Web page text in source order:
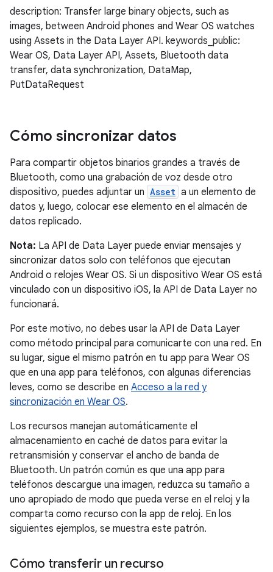
description: Transfer large binary objects, such as
images, between Android phones and Wear OS watches
using Assets in the Data Layer API. keywords_public:
Wear OS, Data Layer API, Assets, Bluetooth data
transfer, data synchronization, DataMap,
PutDataRequest
Cómo sincronizar datos
Para compartir objetos binarios grandes a través de
Bluetooth, como una grabación de voz desde otro
dispositivo, puedes adjuntar un Asset a un elemento de
datos y, luego, colocar ese elemento en el almacén de
datos replicado.
Nota: La API de Data Layer puede enviar mensajes y
sincronizar datos solo con teléfonos que ejecutan
Android o relojes Wear OS. Si un dispositivo Wear OS está
vinculado con un dispositivo iOS, la API de Data Layer no
funcionará.
Por este motivo, no debes usar la API de Data Layer
como método principal para comunicarte con una red. En
su lugar, sigue el mismo patrón en tu app para Wear OS
que en una app para teléfonos, con algunas diferencias
leves, como se describe en Acceso a la red y
sincronización en Wear OS.
Los recursos manejan automáticamente el
almacenamiento en caché de datos para evitar la
retransmisión y conservar el ancho de banda de
Bluetooth. Un patrón común es que una app para
teléfonos descargue una imagen, reduzca su tamaño a
uno apropiado de modo que pueda verse en el reloj y la
comparta como recurso con la app de reloj. En los
siguientes ejemplos, se muestra este patrón.
Cómo transferir un recurso